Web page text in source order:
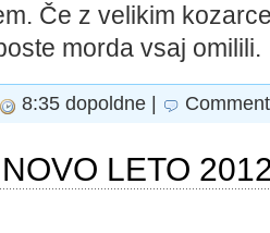
Če z velikim
morda vsaj omilili.
8:35 dopoldne |
LETO